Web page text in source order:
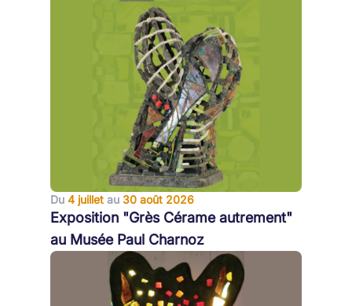
Du 4 juillet au 30 août 2026
Exposition "Grès Cérame autrement"
au Musée Paul Charnoz